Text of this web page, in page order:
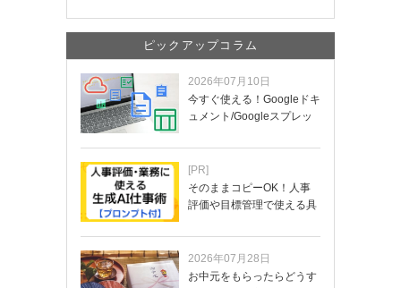
ピックアップコラム
2026年07月10日
今すぐ使える！Googleドキ
ュメント/Googleスプレッ
[PR]
そのままコピーOK！人事
評価や目標管理で使える具
2026年07月28日
お中元をもらったらどうす